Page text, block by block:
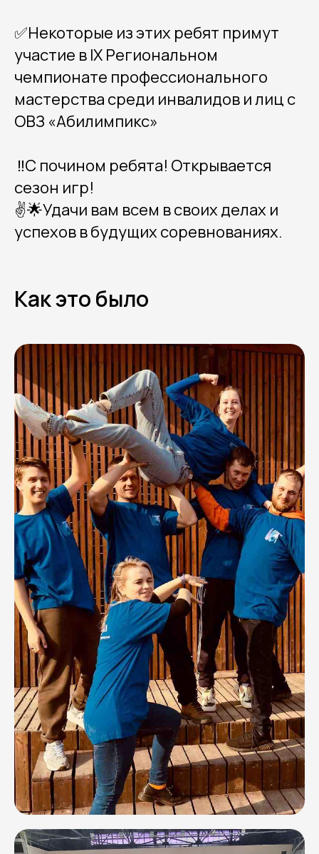
✅Некоторые из этих ребят примут
участие в IX Региональном
чемпионате профессионального
мастерства среди инвалидов и лиц с
ОВЗ «Абилимпикс»
‼️С почином ребята! Открывается
сезон игр!
✌️🌟Удачи вам всем в своих делах и
успехов в будущих соревнованиях.
Как это было